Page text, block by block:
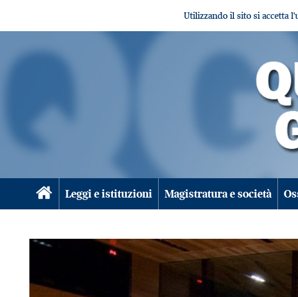
Utilizzando il sito si accetta
Leggi e istituzioni Magistratura e società